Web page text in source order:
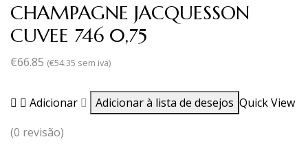
CHAMPAGNE JACQUESSON
CUVEE 746 0,75
€66.85 (€54.35 sem iva)
Adicionar Adicionar à lista de desejos Quick View
(0 revisão)